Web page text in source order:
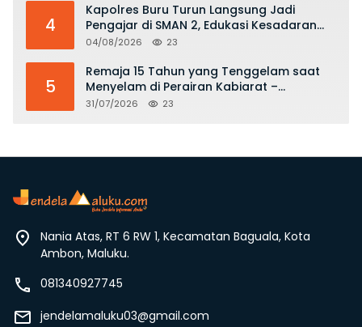
4
Kapolres Buru Turun Langsung Jadi
Pengajar di SMAN 2, Edukasi Kesadaran
Hukum dan Stop Kekerasan
04/08/2026 23
5
Remaja 15 Tahun yang Tenggelam saat
Menyelam di Perairan Kabiarat –
Tanimbar Ditemukan Meninggal
31/07/2026 23
Nania Atas, RT 6 RW 1, Kecamatan Baguala, Kota
Ambon, Maluku.
081340927745
jendelamaluku03@gmail.com